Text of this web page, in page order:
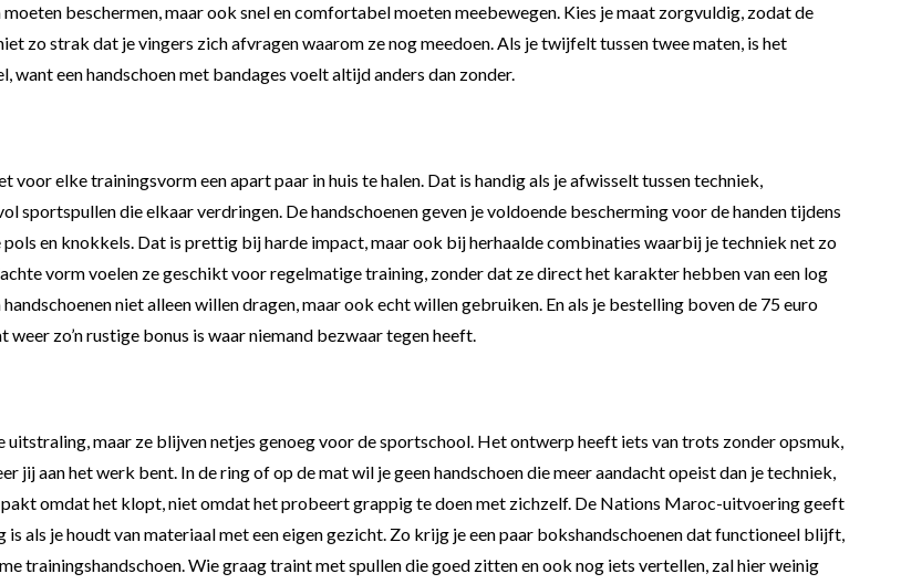
beschermen, maar ook snel en comfortabel moeten meebewegen. Kies je maat zorgvuldig, zodat de
zo strak dat je vingers zich afvragen waarom ze nog meedoen. Als je twijfelt tussen twee maten, is het
een handschoen met bandages voelt altijd anders dan zonder.
elke trainingsvorm een apart paar in huis te halen. Dat is handig als je afwisselt tussen techniek,
sportspullen die elkaar verdringen. De handschoenen geven je voldoende bescherming voor de handen tijdens
en knokkels. Dat is prettig bij harde impact, maar ook bij herhaalde combinaties waarbij je techniek net zo
vorm voelen ze geschikt voor regelmatige training, zonder dat ze direct het karakter hebben van een log
niet alleen willen dragen, maar ook echt willen gebruiken. En als je bestelling boven de 75 euro
zo’n rustige bonus is waar niemand bezwaar tegen heeft.
uitstraling, maar ze blijven netjes genoeg voor de sportschool. Het ontwerp heeft iets van trots zonder opsmuk,
jij aan het werk bent. In de ring of op de mat wil je geen handschoen die meer aandacht opeist dan je techniek,
pakt omdat het klopt, niet omdat het probeert grappig te doen met zichzelf. De Nations Maroc-uitvoering geeft
als je houdt van materiaal met een eigen gezicht. Zo krijg je een paar bokshandschoenen dat functioneel blijft,
trainingshandschoen. Wie graag traint met spullen die goed zitten en ook nog iets vertellen, zal hier weinig